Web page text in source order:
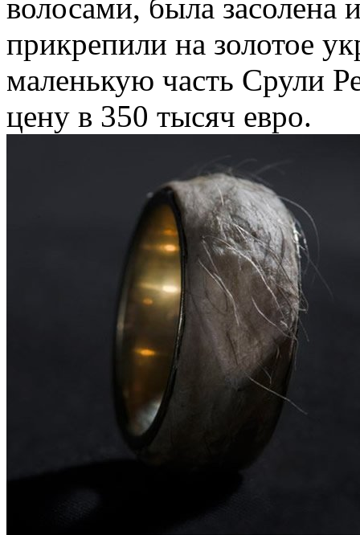
волосами, была засолена
прикрепили на золотое
маленькую часть Срули
цену в 350 тысяч евро.